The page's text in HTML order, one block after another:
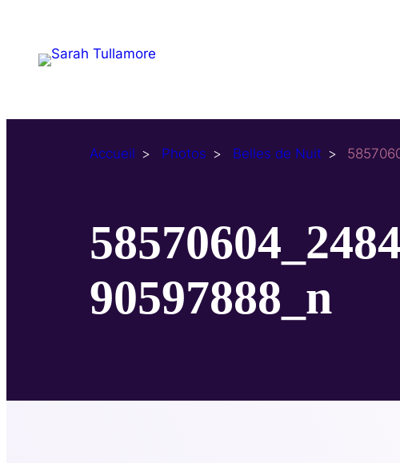
contenu
Accueil Photos Belles de Nuit
90597888_n